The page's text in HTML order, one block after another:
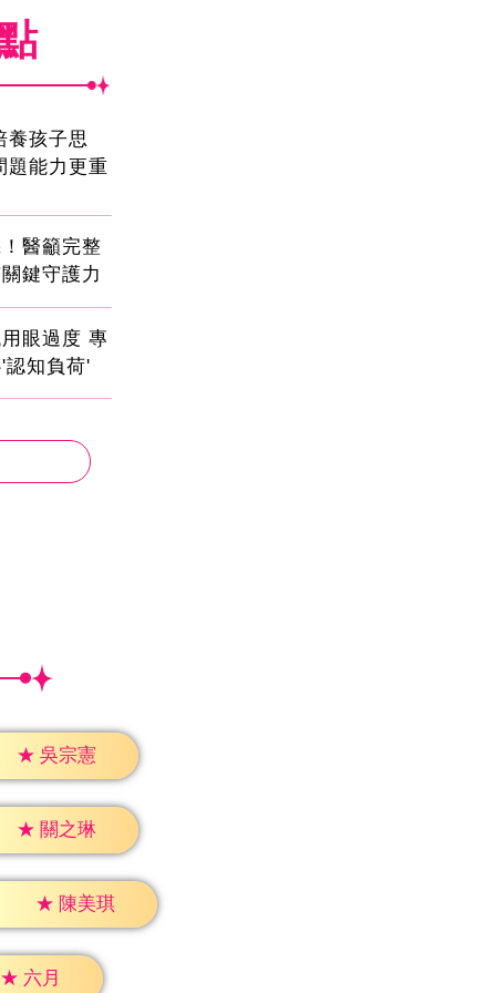
養孩子思
題能力更重
醫籲完整
鍵守護力
眼過度 專
認知負荷'
★ 吳宗憲
★ 關之琳
★ 陳美琪
★ 六月